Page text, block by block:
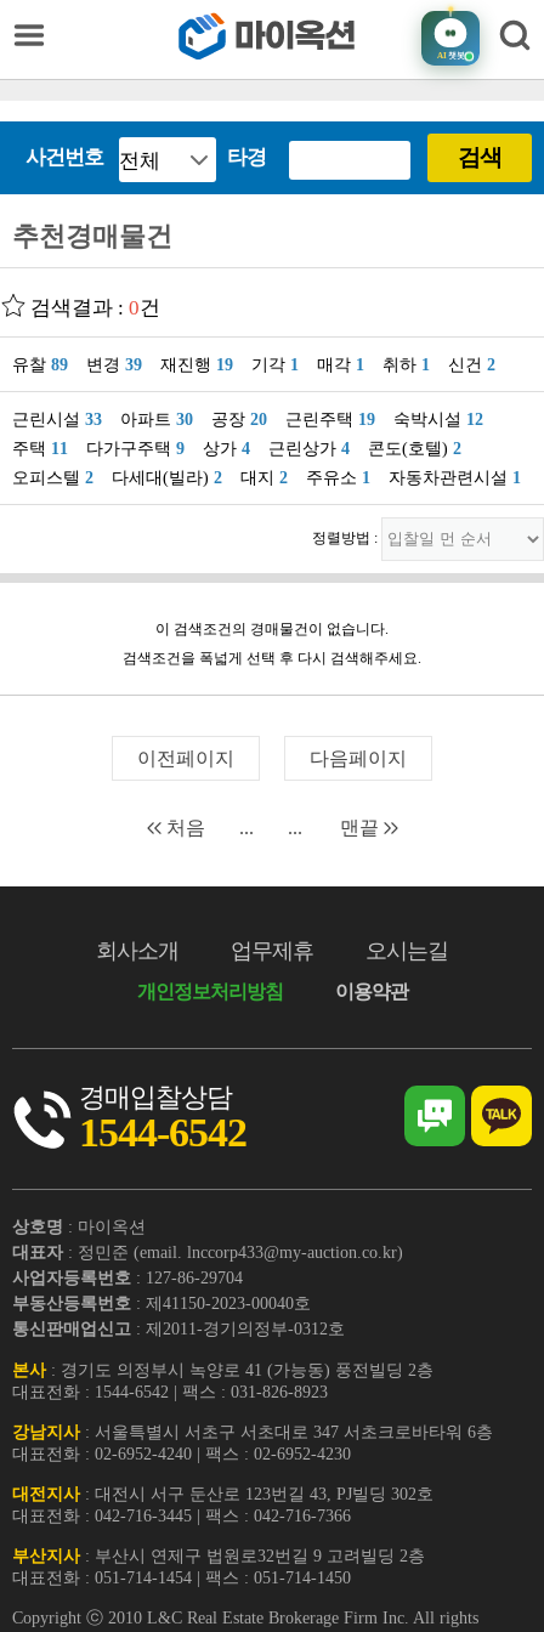
AI챗봇
사건번호 타경 검색
추천경매물건
검색결과 : 0건
유찰 89 변경 39 재진행 19 기각 1 매각 1 취하 1 신건 2
근린시설 33 아파트 30 공장 20 근린주택 19 숙박시설 12
주택 11 다가구주택 9 상가 4 근린상가 4 콘도(호텔) 2
오피스텔 2 다세대(빌라) 2 대지 2 주유소 1 자동차관련시설 1
정렬방법 :
이 검색조건의 경매물건이 없습니다.
검색조건을 폭넓게 선택 후 다시 검색해주세요.
이전페이지 다음페이지
처음 ... ... 맨끝
회사소개 업무제휴 오시는길
개인정보처리방침 이용약관
경매입찰상담
1544-6542
상호명 : 마이옥션
대표자 : 정민준 (email. lnccorp433@my-auction.co.kr)
사업자등록번호 : 127-86-29704
부동산등록번호 : 제41150-2023-00040호
통신판매업신고 : 제2011-경기의정부-0312호
본사: 경기도 의정부시 녹양로 41 (가능동) 풍전빌딩 2층
대표전화 : 1544-6542 | 팩스 : 031-826-8923
강남지사: 서울특별시 서초구 서초대로 347 서초크로바타워 6층
대표전화 : 02-6952-4240 | 팩스 : 02-6952-4230
대전지사: 대전시 서구 둔산로 123번길 43, PJ빌딩 302호
대표전화 : 042-716-3445 | 팩스 : 042-716-7366
부산지사: 부산시 연제구 법원로32번길 9 고려빌딩 2층
대표전화 : 051-714-1454 | 팩스 : 051-714-1450
Copyright ⓒ 2010 L&C Real Estate Brokerage Firm Inc. All rights